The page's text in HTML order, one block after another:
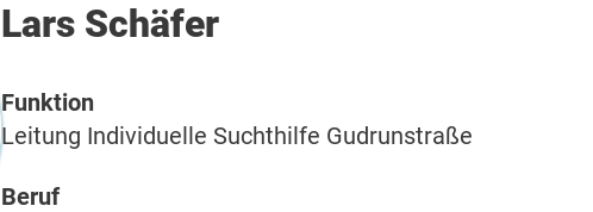
Lars Schäfer
Funktion
Leitung Individuelle Suchthilfe Gudrunstraße
Beruf